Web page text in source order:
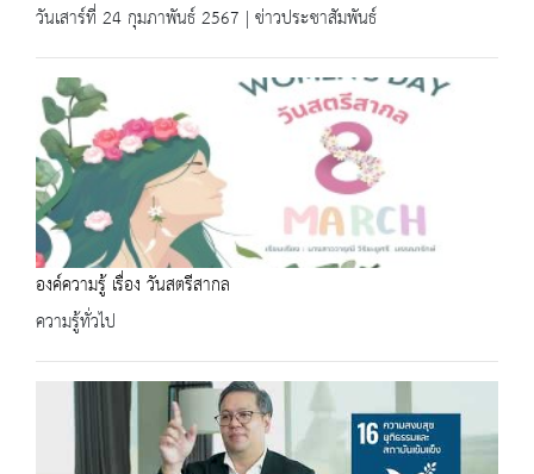
วันเสาร์ที่ 24 กุมภาพันธ์ 2567 | ข่าวประชาสัมพันธ์
องค์ความรู้ เรื่อง วันสตรีสากล
ความรู้ทั่วไป